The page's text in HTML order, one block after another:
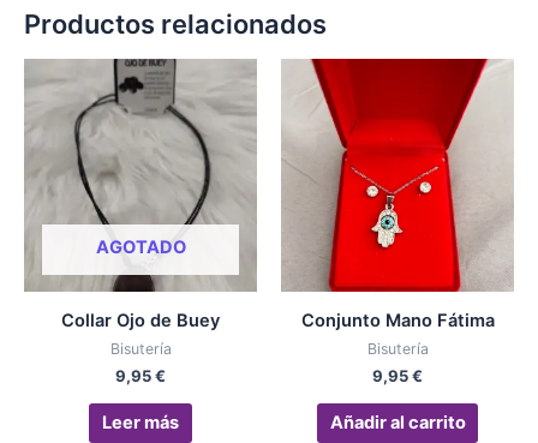
Productos relacionados
AGOTADO
Collar Ojo de Buey
Bisutería
9,95€
Leer más
Conjunto Mano Fátima
Bisutería
9,95€
Añadir al carrito